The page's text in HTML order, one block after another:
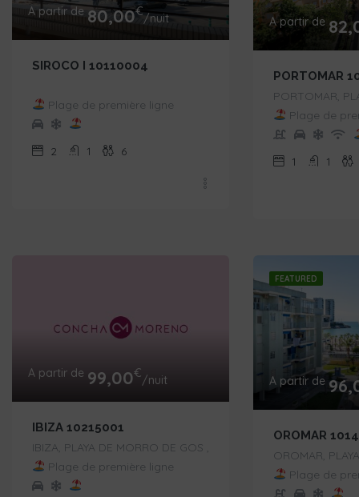
A partir de80,00€/nuit
SIROCO I 10110004
Plage de première ligne
2 1 6
A partir de
PORTOMAR
PORTOMAR,
Plage de
1 1
A partir de 99,00€/nuit
IBIZA 10215001
IBIZA, PLAYA DE MORRO DE GOS ,
Plage de première ligne
FEATURED
A partir de
OROMAR
OROMAR,
Plage de